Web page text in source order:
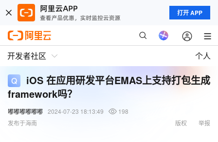
打开 APP
开发者社区 个人
iOS 在应用研发平台EMAS上支持打包生成
framework吗？
嘟嘟嘟嘟嘟嘟 2024-07-23 18:13:49
198
发布于海南
举报
版权